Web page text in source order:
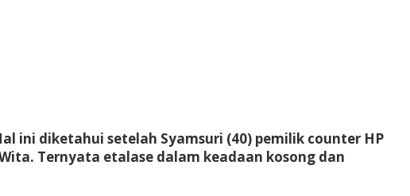
ini diketahui setelah Syamsuri (40) pemilik counter HP
Ternyata etalase dalam keadaan kosong dan